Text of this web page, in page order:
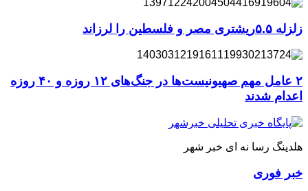
زلزله ۵.۵ریشتری مصر و فلسطین را لرزاند
۲ عامل مهم صهیونیست‌ها در جنگ‌های ۱۲ روزه و ۴۰ روزه
اعدام شدند
هلدینگ رسا نه ای خبر شهر
خبر فوری